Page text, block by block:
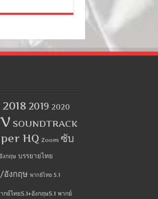
2018 2019 2020
SOUNDTRACK
HQ Zoom ซับ
งกฤษ บรรยายไทย
อังกฤษ พากย์ไทย 5.1
กย์ไทย5.1+อังกฤษ5.1 พากย์